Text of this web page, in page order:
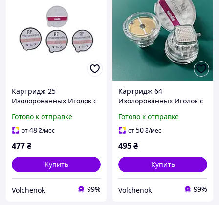
Картридж 25
Изолорованных Иголок с
Микроигольчатого
Фракционного РФ-
Готово к отправке
от48₴/мес
477₴
Купить
Volchenok 99%
Картридж 64
Изолорованных Иголок с
Микроигольчатого
Фракционного РФ-
Готово к отправке
от50₴/мес
495₴
Купить
Volchenok 99%